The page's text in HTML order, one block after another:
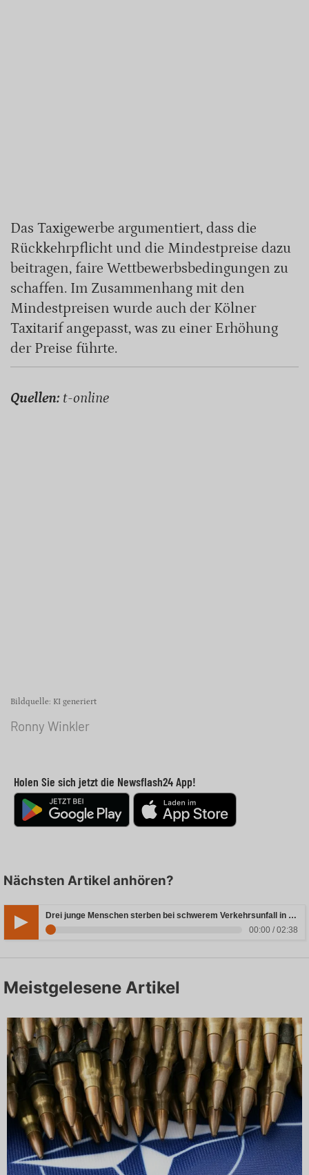
Das Taxigewerbe argumentiert, dass die
Rückkehrpflicht und die Mindestpreise dazu
beitragen, faire Wettbewerbsbedingungen zu
schaffen. Im Zusammenhang mit den
Mindestpreisen wurde auch der Kölner
Taxitarif angepasst, was zu einer Erhöhung
der Preise führte.
Quellen: t-online
Bildquelle: KI generiert
Ronny Winkler
Holen Sie sich jetzt die Newsflash24 App!
Nächsten Artikel anhören?
Drei junge Menschen sterben bei schwerem Verkehrsunfall in Rheinland-Pfalz
00:00 / 02:38
Meistgelesene Artikel